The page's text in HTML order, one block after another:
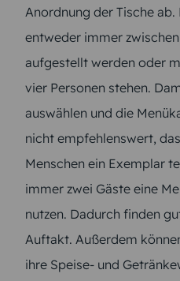
Anordnung der Tische ab.
entweder immer
aufgestellt werden oder
vier Personen stehen.
auswählen und die
nicht empfehlenswert,
Menschen ein Exemplar
immer zwei Gäste eine
nutzen. Dadurch finden
Auftakt. Außerdem
ihre Speise- und